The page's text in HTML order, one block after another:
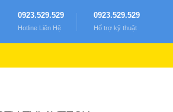
0923.529.529
Hotline Liên Hệ
0923.529.529
Hổ trợ kỹ thuật